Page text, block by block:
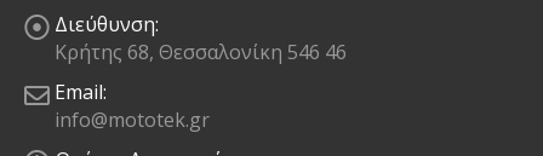
Διεύθυνση:
Κρήτης 68, Θεσσαλονίκη 546 46
Email:
info@mototek.gr